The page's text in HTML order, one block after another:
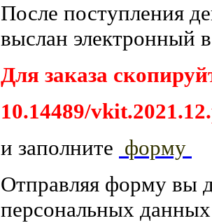
После поступления
выслан электронный
Для заказа
10.14489/
и заполните форму
Отправляя форму вы
персональных